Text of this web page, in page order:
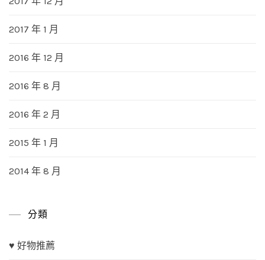
2017 年 1 月
2016 年 12 月
2016 年 8 月
2016 年 2 月
2015 年 1 月
2014 年 8 月
分類
♥ 好物推薦